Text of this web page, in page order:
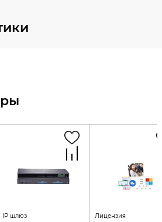
IP шлюз
Лицензия